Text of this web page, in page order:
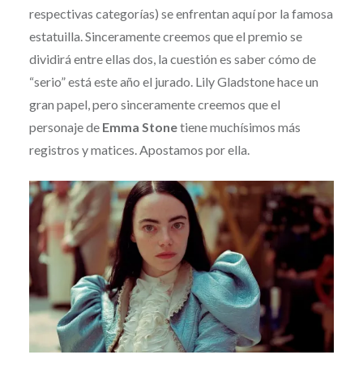
respectivas categorías) se enfrentan aquí por la famosa
estatuilla. Sinceramente creemos que el premio se
dividirá entre ellas dos, la cuestión es saber cómo de
“serio” está este año el jurado. Lily Gladstone hace un
gran papel, pero sinceramente creemos que el
personaje de Emma Stonetiene muchísimos más
registros y matices. Apostamos por ella.